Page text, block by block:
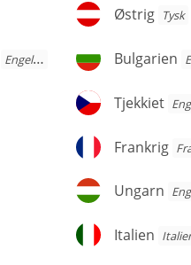
Østrig
Østrig Tysk
Engelsk Bulgarien
Bulgarien
Tjekkiet
Tjekkiet
Frankrig
Frankrig
Ungarn
Ungarn
Italien
Italien